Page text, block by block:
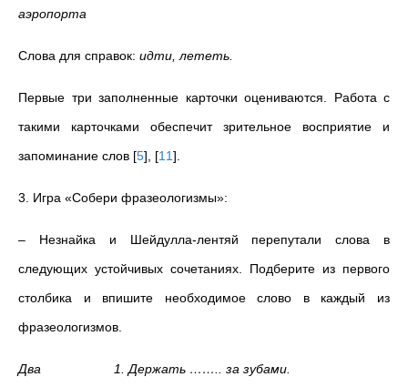
аэропорта
Слова для справок: идти, лететь.
Первые три заполненные карточки оцениваются. Работа с
такими карточками обеспечит зрительное восприятие и
запоминание слов [5] [11]
3. Игра «Собери фразеологизмы»:
– Незнайка и Шейдулла-лентяй перепутали слова в
следующих устойчивых сочетаниях. Подберите из первого
столбика и впишите необходимое слово в каждый из
фразеологизмов.
Два 1. Держать …….. за зубами.